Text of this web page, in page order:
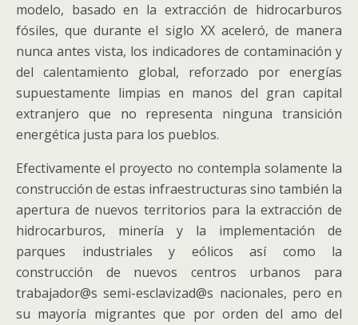
modelo, basado en la extracción de hidrocarburos
fósiles, que durante el siglo XX aceleró, de manera
nunca antes vista, los indicadores de contaminación y
del calentamiento global, reforzado por energías
supuestamente limpias en manos del gran capital
extranjero que no representa ninguna transición
energética justa para los pueblos.
Efectivamente el proyecto no contempla solamente la
construcción de estas infraestructuras sino también la
apertura de nuevos territorios para la extracción de
hidrocarburos, minería y la implementación de
parques industriales y eólicos así como la
construcción de nuevos centros urbanos para
trabajador@s semi-esclavizad@s nacionales, pero en
su mayoría migrantes que por orden del amo del